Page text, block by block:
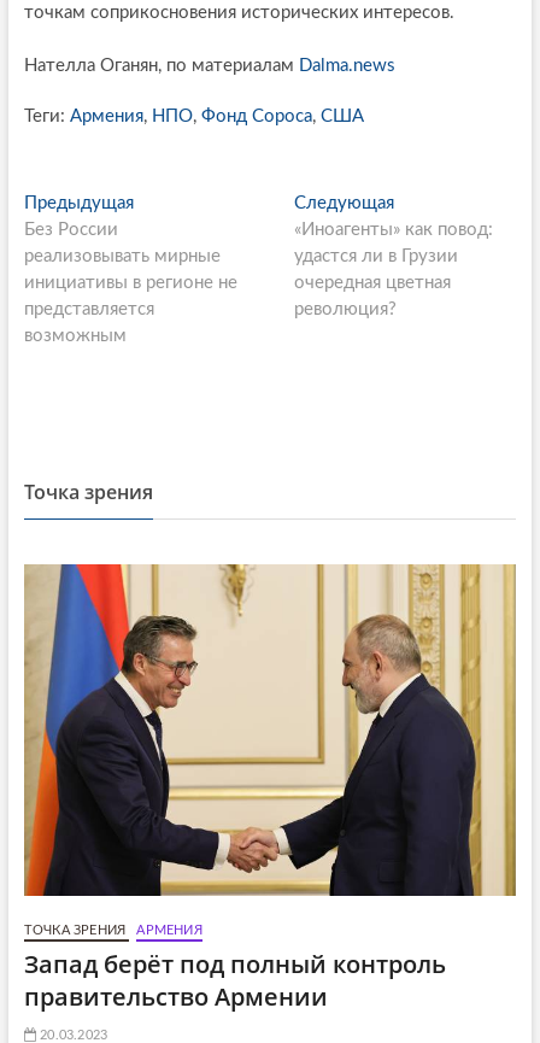
точкам соприкосновения исторических интересов.
Нателла Оганян, по материалам Dalma.news
Теги: Армения, НПО, Фонд Сороса, США
P
o
s
t
i
g
a
t
i
o
n
ПредыдущаяП
е
д
ы
т
а
:
Без России
реализовывать мирные
инициативы в регионе не
представляется
возможным
Следующая
л
е
д
у
т
«Иноагенты» как повод:
удастся ли в Грузии
очередная цветная
революция?
Точка зрения
ТОЧКА ЗРЕНИЯ АРМЕНИЯ
Запад берёт под полный контроль
правительство Армении
20.03.2023